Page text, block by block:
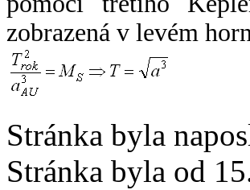
zobrazená v levém
Stránka byla
Stránka byla od